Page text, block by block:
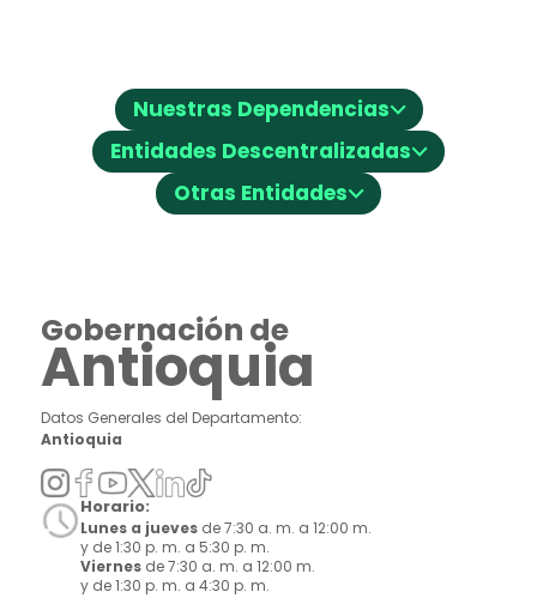
Nuestras Dependencias⌵
Entidades Descentralizadas⌵
Otras Entidades⌵
Gobernación de
Antioquia
Datos Generales del Departamento:
Antioquia
Horario:
Lunes a jueves de 7:30 a. m. a 12:00 m.
y de 1:30 p. m. a 5:30 p. m.
Viernes de 7:30 a. m. a 12:00 m.
y de 1:30 p. m. a 4:30 p. m.